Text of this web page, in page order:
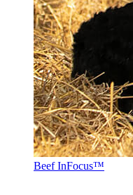
Beef InFocus™